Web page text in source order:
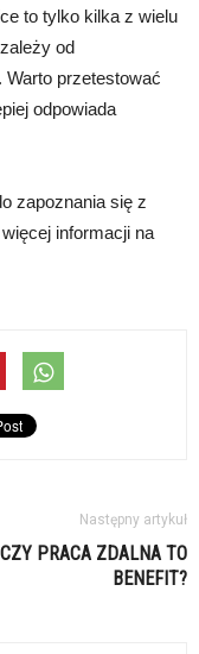
to tylko kilka z wielu
od
Warto przetestować
odpowiada
zapoznania się z
informacji na
Następny artykuł
CZY PRACA ZDALNA TO
BENEFIT?